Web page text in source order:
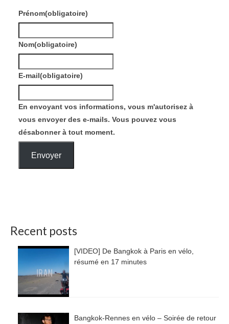
Prénom(obligatoire)
Nom(obligatoire)
E-mail(obligatoire)
En envoyant vos informations, vous m'autorisez à
vous envoyer des e-mails. Vous pouvez vous
désabonner à tout moment.
Envoyer
Recent posts
[VIDEO] De Bangkok à Paris en vélo,
résumé en 17 minutes
Bangkok-Rennes en vélo – Soirée de retour